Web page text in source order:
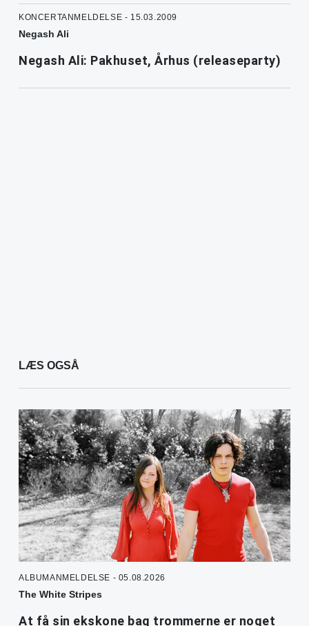
KONCERTANMELDELSE - 15.03.2009
Negash Ali
Negash Ali: Pakhuset, Århus (releaseparty)
LÆS OGSÅ
ALBUMANMELDELSE - 05.08.2026
The White Stripes
At få sin ekskone bag trommerne er noget